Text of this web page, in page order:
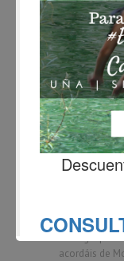
BLOG
Cómo
a paso
Fernando
No
Cómo hacer
familia, y a
unos
acordáis de